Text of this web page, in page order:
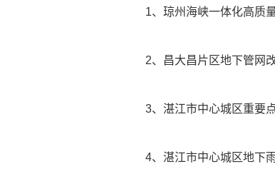
1、琼州海峡一体化高质
2、昌大昌片区地下管网
3、湛江市中心城区重要
4、湛江市中心城区地下